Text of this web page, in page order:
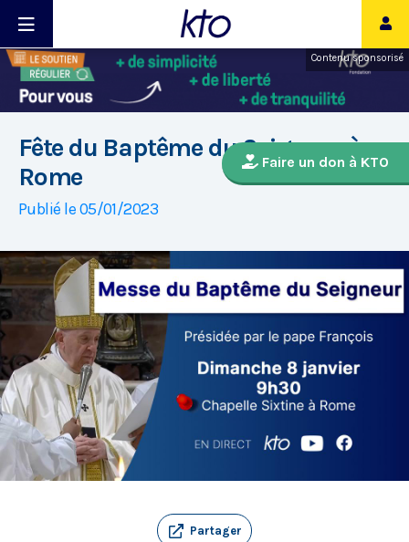
Contenu sponsorisé
Faire un don à KTO
Fête du Baptême du Seigneur à
Rome
Publié le 05/01/2023
Partager